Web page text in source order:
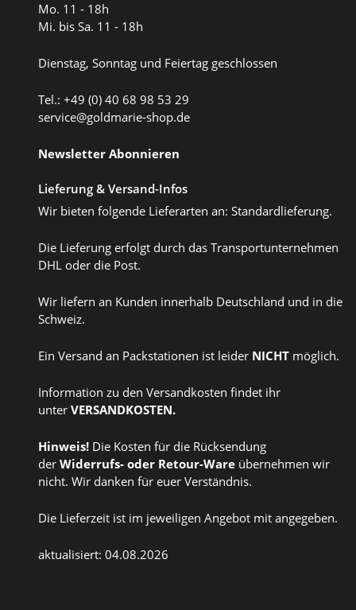
Mo. 11 - 18h
Mi. bis Sa. 11 - 18h
Dienstag, Sonntag und Feiertag geschlossen
Tel.: +49 (0) 40 68 98 53 29
service@goldmarie-shop.de
Newsletter Abonnieren
Lieferung & Versand-Infos
Wir bieten folgende Lieferarten an: Standardlieferung.
Die Lieferung erfolgt durch das Transportunternehmen
DHL oder die Post.
Wir liefern an Kunden innerhalb Deutschland und in die
Schweiz.
Ein Versand an Packstationen ist leider NICHT möglich.
Information zu den Versandkosten findet ihr
unter VERSANDKOSTEN.
Hinweis! Die Kosten für die Rücksendung
der Widerrufs- oder Retour-Ware übernehmen wir
nicht. Wir danken für euer Verständnis.
Die Lieferzeit ist im jeweiligen Angebot mit angegeben.
aktualisiert: 04.08.2026